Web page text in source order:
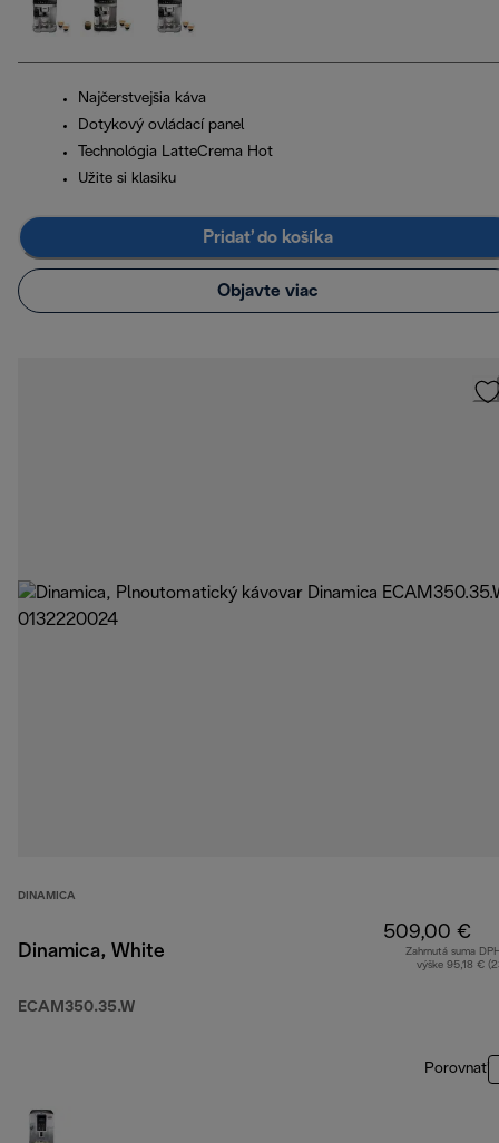
Najčerstvejšia káva
Dotykový ovládací panel
Technológia LatteCrema Hot
Užite si klasiku
Pridať do košíka
Objavte viac
DINAMICA
Dinamica, White
ECAM350.35.W
509,00 €
Zahrnutá suma
výške 95,18 €
Porovnať